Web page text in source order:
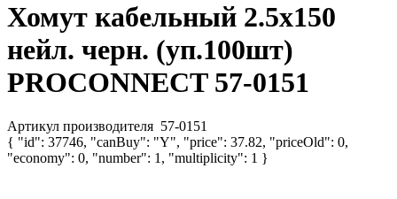
Хомут кабельный 2.5х150
нейл. черн. (уп.100шт)
PROCONNECT 57-0151
Артикул производителя 57-0151
{ "id": 37746, "canBuy": "Y", "price": 37.82, "priceOld": 0,
"economy": 0, "number": 1, "multiplicity": 1 }